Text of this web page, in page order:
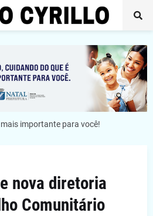
importante para você!
nova diretoria
Comunitário